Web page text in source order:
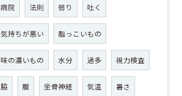
病院 法則 弱り 吐く
気持ちが悪い 脂っこいもの
味の濃いもの 水分 過多 視力検査
脇 腹 坐骨神経 気温 暑さ